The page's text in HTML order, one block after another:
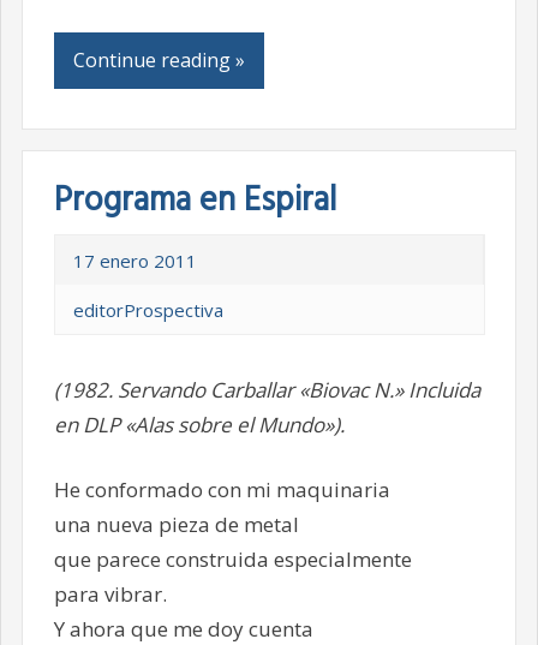
Continue reading »
Programa en Espiral
17 enero 2011
editorProspectiva
(1982. Servando Carballar «Biovac N.» Incluida
en DLP «Alas sobre el Mundo»).
He conformado con mi maquinaria
una nueva pieza de metal
que parece construida especialmente
para vibrar.
Y ahora que me doy cuenta